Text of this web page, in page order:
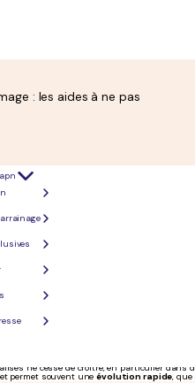
: les aides à ne pas
les entreprises cherchant à attirer des
ne cesse de croître, en particulier dans
permet souvent uneévolution rapide, que